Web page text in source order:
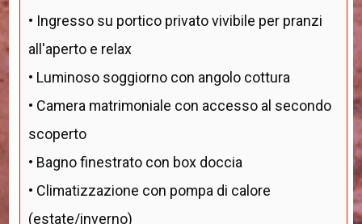
• Ingresso su portico privato vivibile per pranzi
all'aperto e relax
• Luminoso soggiorno con angolo cottura
• Camera matrimoniale con accesso al secondo
scoperto
• Bagno finestrato con box doccia
• Climatizzazione con pompa di calore
(estate/inverno)